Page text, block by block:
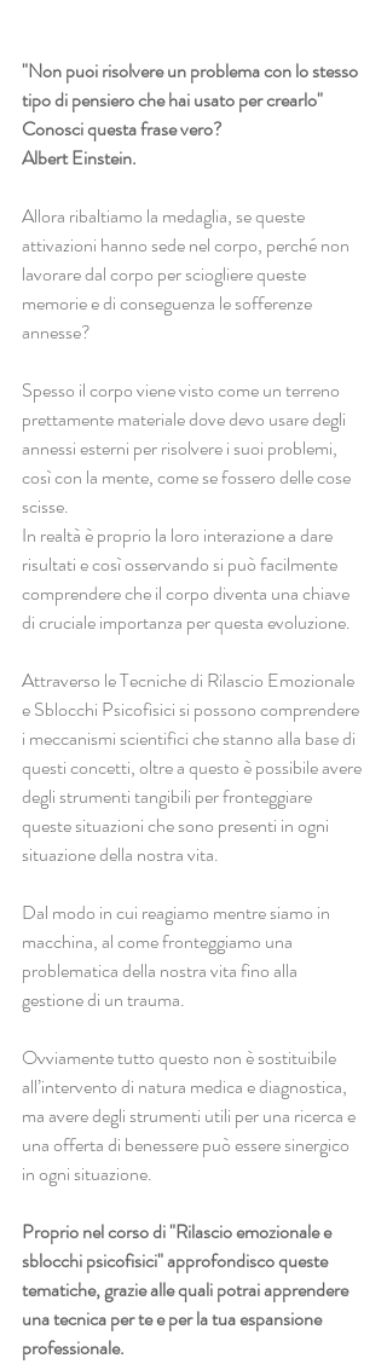
"Non puoi risolvere un problema con lo stesso
tipo di pensiero che hai usato per crearlo"
Conosci questa frase vero?
Albert Einstein.
Allora ribaltiamo la medaglia, se queste
attivazioni hanno sede nel corpo, perché non
lavorare dal corpo per sciogliere queste
memorie e di conseguenza le sofferenze
annesse?
Spesso il corpo viene visto come un terreno
prettamente materiale dove devo usare degli
annessi esterni per risolvere i suoi problemi,
così con la mente, come se fossero delle cose
scisse.
In realtà è proprio la loro interazione a dare
risultati e così osservando si può facilmente
comprendere che il corpo diventa una chiave
di cruciale importanza per questa evoluzione.
Attraverso le Tecniche di Rilascio Emozionale
e Sblocchi Psicofisici si possono comprendere
i meccanismi scientifici che stanno alla base di
questi concetti, oltre a questo è possibile avere
degli strumenti tangibili per fronteggiare
queste situazioni che sono presenti in ogni
situazione della nostra vita.
Dal modo in cui reagiamo mentre siamo in
macchina, al come fronteggiamo una
problematica della nostra vita fino alla
gestione di un trauma.
Ovviamente tutto questo non è sostituibile
all’intervento di natura medica e diagnostica,
ma avere degli strumenti utili per una ricerca e
una offerta di benessere può essere sinergico
in ogni situazione.
Proprio nel corso di "Rilascio emozionale e
sblocchi psicofisici" approfondisco queste
tematiche, grazie alle quali potrai apprendere
una tecnica per te e per la tua espansione
professionale.